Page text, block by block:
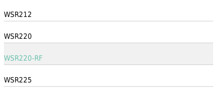
WSR212
WSR220
WSR220-RF
WSR225